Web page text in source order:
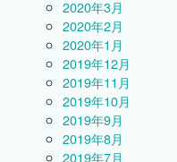
2020年3月
2020年2月
2020年1月
2019年12月
2019年11月
2019年10月
2019年9月
2019年8月
2019年7月